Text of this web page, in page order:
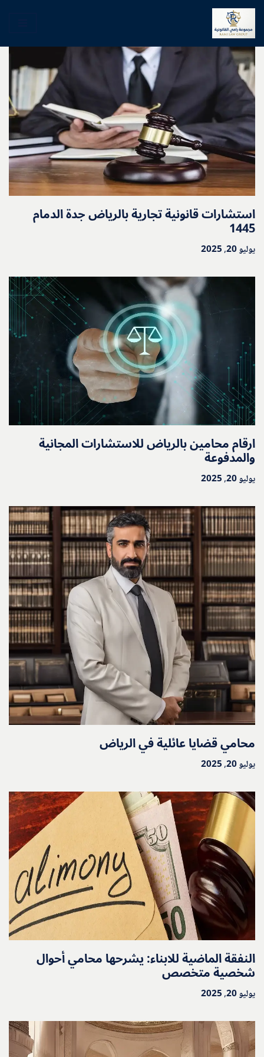
تخطى
إلى
المحتوى
استشارات قانونية تجارية بالرياض جدة الدمام
1445
يوليو 20, 2025
ارقام محامين بالرياض للاستشارات المجانية
والمدفوعة
يوليو 20, 2025
محامي قضايا عائلية في الرياض
يوليو 20, 2025
النفقة الماضية للابناء: يشرحها محامي أحوال
شخصية متخصص
يوليو 20, 2025